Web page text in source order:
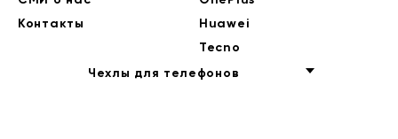
Контакты
Huawei
Tecno
Чехлы для телефонов